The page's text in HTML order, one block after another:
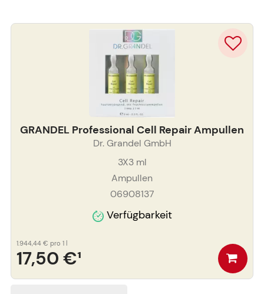
GRANDEL Professional Cell Repair Ampullen
Dr. Grandel GmbH
3X3ml
Ampullen
06908137
Verfügbarkeit
17,50 €¹
1.944,44 € pro 1 l